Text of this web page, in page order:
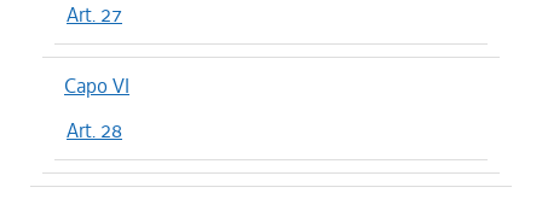
Art. 27
Capo VI
Art. 28